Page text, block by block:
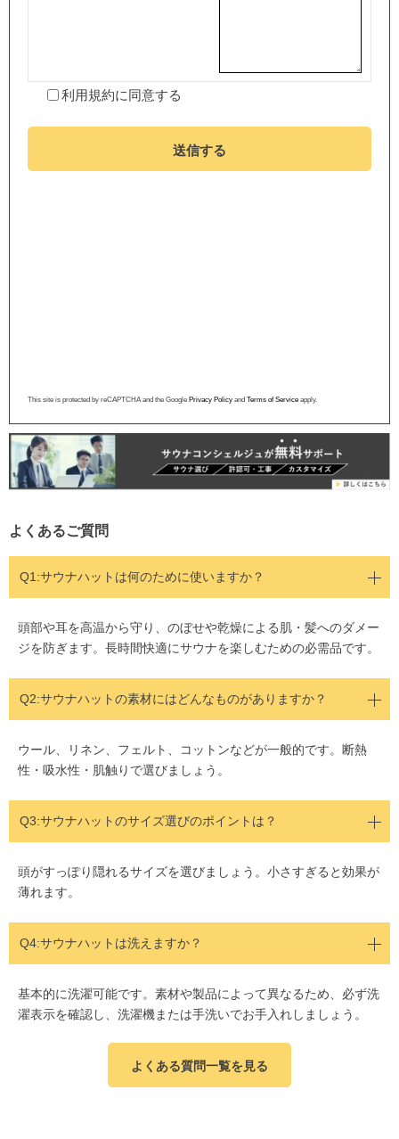
利用規約に同意する
送信する
This site is protected by reCAPTCHA and the Google Privacy Policy and Terms of Service apply.
よくあるご質問
Q1:サウナハットは何のために使いますか？
頭部や耳を高温から守り、のぼせや乾燥による肌・髪へのダメー
ジを防ぎます。長時間快適にサウナを楽しむための必需品です。
Q2:サウナハットの素材にはどんなものがありますか？
ウール、リネン、フェルト、コットンなどが一般的です。断熱
性・吸水性・肌触りで選びましょう。
Q3:サウナハットのサイズ選びのポイントは？
頭がすっぽり隠れるサイズを選びましょう。小さすぎると効果が
薄れます。
Q4:サウナハットは洗えますか？
基本的に洗濯可能です。素材や製品によって異なるため、必ず洗
濯表示を確認し、洗濯機または手洗いでお手入れしましょう。
よくある質問一覧を見る